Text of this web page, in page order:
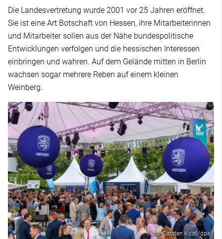
Die Landesvertretung wurde 2001 vor 25 Jahren eröffnet.
Sie ist eine Art Botschaft von Hessen, ihre Mitarbeiterinnen
und Mitarbeiter sollen aus der Nähe bundespolitische
Entwicklungen verfolgen und die hessischen Interessen
einbringen und wahren. Auf dem Gelände mitten in Berlin
wachsen sogar mehrere Reben auf einem kleinen
Weinberg.
Foto: Carsten Koall/dpa